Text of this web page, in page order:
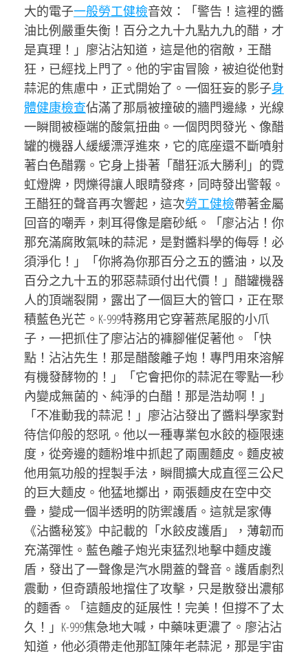
大的電子一般勞工健檢音效：「警告！這裡的醬
油比例嚴重失衡！百分之九十九點九九的醋，才
是真理！」廖沾沾知道，這是他的宿敵，王醋
狂，已經找上門了。他的宇宙冒險，被迫從他對
蒜泥的焦慮中，正式開始了。一個狂妄的影子身
體健康檢查佔滿了那扇被撞破的牆門邊緣，光線
一瞬間被極端的酸氣扭曲。一個閃閃發光、像醋
罐的機器人緩緩漂浮進來，它的底座還不斷噴射
著白色醋霧。它身上掛著「醋狂派大勝利」的霓
虹燈牌，閃爍得讓人眼睛發疼，同時發出警報。
王醋狂的聲音再次響起，這次勞工健檢帶著金屬
回音的嘲弄，刺耳得像是磨砂紙。「廖沾沾！你
那充滿腐敗氣味的蒜泥，是對醬料學的侮辱！必
須淨化！」「你將為你那百分之五的醬油，以及
百分之九十五的邪惡蒜頭付出代價！」醋罐機器
人的頂端裂開，露出了一個巨大的管口，正在聚
積藍色光芒。K-999特務用它穿著燕尾服的小爪
子，一把抓住了廖沾沾的褲腳催促著他。「快
點！沾沾先生！那是醋酸離子炮！專門用來溶解
有機發酵物的！」「它會把你的蒜泥在零點一秒
內變成無菌的、純淨的白醋！那是浩劫啊！」
「不准動我的蒜泥！」廖沾沾發出了醬料學家對
待信仰般的怒吼。他以一種專業包水餃的極限速
度，從旁邊的麵粉堆中抓起了兩團麵皮。麵皮被
他用氣功般的捏製手法，瞬間擴大成直徑三公尺
的巨大麵皮。他猛地擲出，兩張麵皮在空中交
疊，變成一個半透明的防禦護盾。這就是家傳
《沾醬秘笈》中記載的「水餃皮護盾」，薄韌而
充滿彈性。藍色離子炮光束猛烈地擊中麵皮護
盾，發出了一聲像是汽水開蓋的聲音。護盾劇烈
震動，但奇蹟般地擋住了攻擊，只是散發出濃郁
的麵香。「這麵皮的延展性！完美！但撐不了太
久！」K-999焦急地大喊，中藥味更濃了。廖沾沾
知道，他必須帶走他那缸陳年老蒜泥，那是宇宙